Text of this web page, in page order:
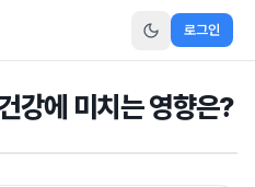
로그인
강에 미치는 영향은?